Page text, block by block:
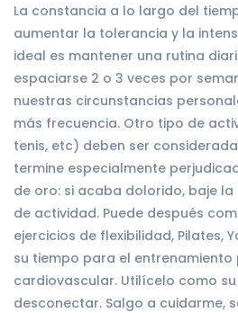
La constancia a lo largo del
aumentar la tolerancia y la
ideal es mantener una rutina
espaciarse 2 o 3 veces por
nuestras circunstancias
más frecuencia. Otro tipo de
tenis, etc) deben ser
termine especialmente
de oro: si acaba dolorido, baje
de actividad. Puede después
ejercicios de flexibilidad, Pilates,
su tiempo para el entrenamiento
cardiovascular. Utilícelo como
desconectar. Salgo a cuidarme,